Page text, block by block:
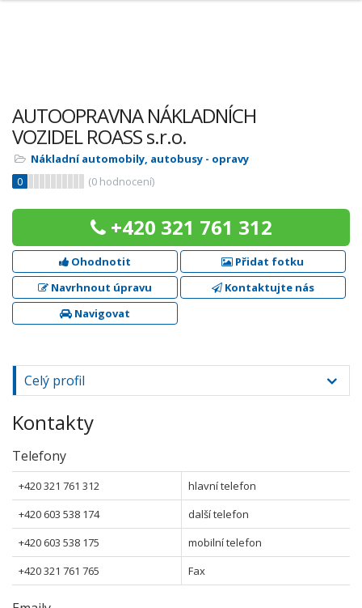
AUTOOPRAVNA NÁKLADNÍCH
VOZIDEL ROASS s.r.o.
Nákladní automobily, autobusy - opravy
0
(0 hodnocení)
+420 321 761 312
Ohodnotit
Přidat fotku
Navrhnout úpravu
Kontaktujte nás
Navigovat
Celý profil
Kontakty
Telefony
+420 321 761 312
hlavní telefon
+420 603 538 174
další telefon
+420 603 538 175
mobilní telefon
+420 321 761 765
Fax